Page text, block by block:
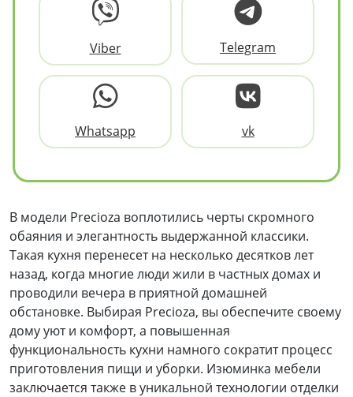
Viber Telegram
Whatsapp vk
В модели Preсioza воплотились черты скромного
обаяния и элегантность выдержанной классики.
Такая кухня перенесет на несколько десятков лет
назад, когда многие люди жили в частных домах и
проводили вечера в приятной домашней
обстановке. Выбирая Preсioza, вы обеспечите своему
дому уют и комфорт, а повышенная
функциональность кухни намного сократит процесс
приготовления пищи и уборки. Изюминка мебели
заключается также в уникальной технологии отделки